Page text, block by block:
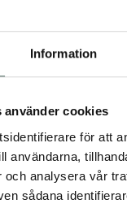
Information
använder cookies
för att
användarna,
och analysera vår
sådana
kräm speciellt
torra hudens
studerade